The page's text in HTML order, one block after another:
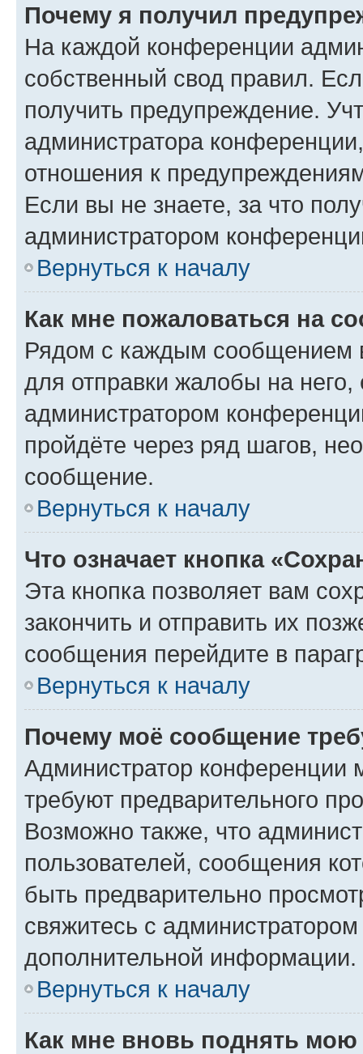
Почему я получил
На каждой конференции
собственный свод правил.
получить предупреждение.
администратора
отношения к
Если вы не знаете, за что
администратором
Вернуться к началу
Как мне пожаловаться на
Рядом с каждым сообщением
для отправки жалобы на
администратором
пройдёте через ряд шагов,
сообщение.
Вернуться к началу
Что означает кнопка
Эта кнопка позволяет вам
закончить и отправить их
сообщения перейдите в
Вернуться к началу
Почему моё сообщение
Администратор конференции
требуют предварительного
Возможно также, что
пользователей, сообщения
быть предварительно
свяжитесь с
дополнительной информации.
Вернуться к началу
Как мне вновь поднять мою